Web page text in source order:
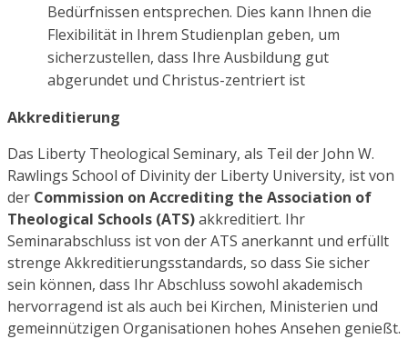
Bedürfnissen entsprechen. Dies kann Ihnen die
Flexibilität in Ihrem Studienplan geben, um
sicherzustellen, dass Ihre Ausbildung gut
abgerundet und Christus-zentriert ist
Akkreditierung
Das Liberty Theological Seminary, als Teil der John W.
Rawlings School of Divinity der Liberty University, ist von
der Commission on Accrediting the Association of
Theological Schools (ATS)akkreditiert. Ihr
Seminarabschluss ist von der ATS anerkannt und erfüllt
strenge Akkreditierungsstandards, so dass Sie sicher
sein können, dass Ihr Abschluss sowohl akademisch
hervorragend ist als auch bei Kirchen, Ministerien und
gemeinnützigen Organisationen hohes Ansehen genießt.